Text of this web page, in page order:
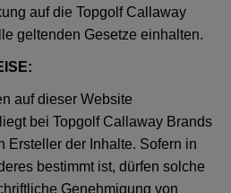
auf die Topgolf Callaway
geltenden Gesetze einhalten.
auf dieser Website
bei Topgolf Callaway Brands
Ersteller der Inhalte. Sofern in
bestimmt ist, dürfen solche
Genehmigung von